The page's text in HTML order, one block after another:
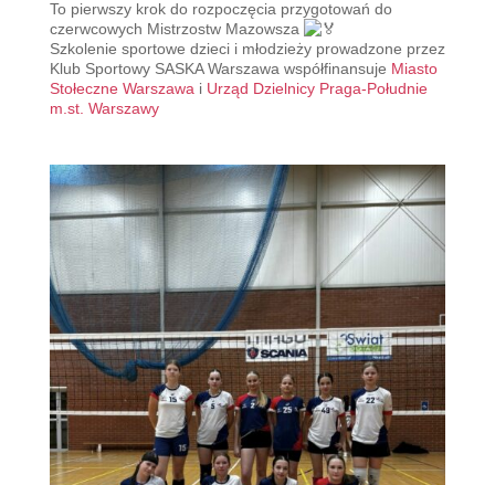
To pierwszy krok do rozpoczęcia przygotowań do
czerwcowych Mistrzostw Mazowsza
Szkolenie sportowe dzieci i młodzieży prowadzone przez
Klub Sportowy SASKA Warszawa współfinansuje Miasto
Stołeczne Warszawai Urząd Dzielnicy Praga-Południe
m.st. Warszawy